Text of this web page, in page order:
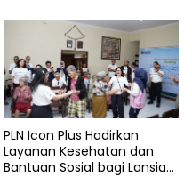
PLN Icon Plus Hadirkan
Layanan Kesehatan dan
Bantuan Sosial bagi Lansia